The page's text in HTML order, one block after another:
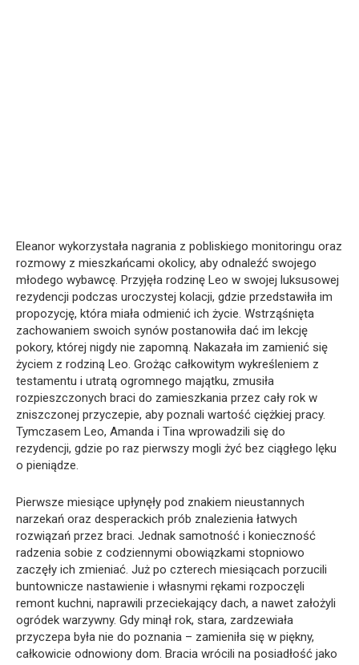
Eleanor wykorzystała nagrania z pobliskiego monitoringu oraz
rozmowy z mieszkańcami okolicy, aby odnaleźć swojego
młodego wybawcę. Przyjęła rodzinę Leo w swojej luksusowej
rezydencji podczas uroczystej kolacji, gdzie przedstawiła im
propozycję, która miała odmienić ich życie. Wstrząśnięta
zachowaniem swoich synów postanowiła dać im lekcję
pokory, której nigdy nie zapomną. Nakazała im zamienić się
życiem z rodziną Leo. Grożąc całkowitym wykreśleniem z
testamentu i utratą ogromnego majątku, zmusiła
rozpieszczonych braci do zamieszkania przez cały rok w
zniszczonej przyczepie, aby poznali wartość ciężkiej pracy.
Tymczasem Leo, Amanda i Tina wprowadzili się do
rezydencji, gdzie po raz pierwszy mogli żyć bez ciągłego lęku
o pieniądze.
Pierwsze miesiące upłynęły pod znakiem nieustannych
narzekań oraz desperackich prób znalezienia łatwych
rozwiązań przez braci. Jednak samotność i konieczność
radzenia sobie z codziennymi obowiązkami stopniowo
zaczęły ich zmieniać. Już po czterech miesiącach porzucili
buntownicze nastawienie i własnymi rękami rozpoczęli
remont kuchni, naprawili przeciekający dach, a nawet założyli
ogródek warzywny. Gdy minął rok, stara, zardzewiała
przyczepa była nie do poznania – zamieniła się w piękny,
całkowicie odnowiony dom. Bracia wrócili na posiadłość jako